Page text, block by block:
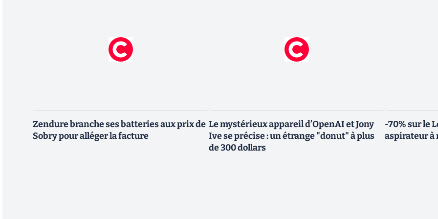
Zendure branche ses batteries aux prix de
Sobry pour alléger la facture
Le mystérieux appareil d’OpenAI et Jony
Ive se précise : un étrange "donut" à plus
de 300 dollars
-70% sur le
aspirateur à